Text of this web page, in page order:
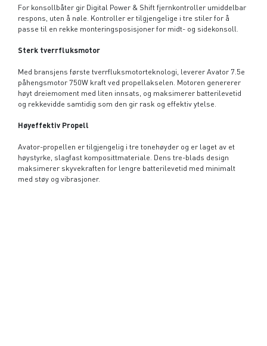
For konsollbåter gir Digital Power & Shift fjernkontroller umiddelbar
respons, uten å nøle. Kontroller er tilgjengelige i tre stiler for å
passe til en rekke monteringsposisjoner for midt- og sidekonsoll.
Sterk tverrfluksmotor
Med bransjens første tverrfluksmotorteknologi, leverer Avator 7.5e
påhengsmotor 750W kraft ved propellakselen. Motoren genererer
høyt dreiemoment med liten innsats, og maksimerer batterilevetid
og rekkevidde samtidig som den gir rask og effektiv ytelse.
Høyeffektiv Propell
Avator-propellen er tilgjengelig i tre tonehøyder og er laget av et
høystyrke, slagfast komposittmateriale. Dens tre-blads design
maksimerer skyvekraften for lengre batterilevetid med minimalt
med støy og vibrasjoner.